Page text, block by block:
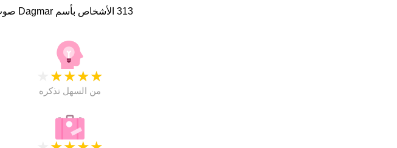
313 الأشخاص بأسم Dagmar صوت على اسمائهم . من فضلك
★
★
★
★
من السهل تذكره